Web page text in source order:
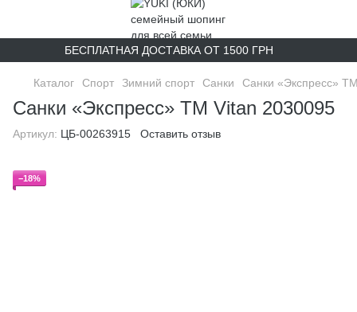
БЕСПЛАТНАЯ ДОСТАВКА ОТ 1500 ГРН
Каталог Спорт Зимний спорт Санки Санки «Экспресс»
Санки «Экспресс» ТМ Vitan 2030095
Артикул: ЦБ-00263915 Оставить отзыв
−18%